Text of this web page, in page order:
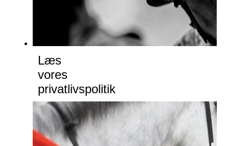
Læs
vores
privatlivspolitik